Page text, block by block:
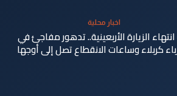
اخبار محلية
الزيارة الأربعينية.. تدهور مفاجئ في
كربلاء وساعات الانقطاع تصل إلى أوجها